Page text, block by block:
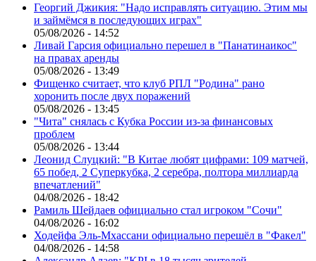
Георгий Джикия: "Надо исправлять ситуацию. Этим мы
и займёмся в последующих играх"
05/08/2026 - 14:52
Ливай Гарсия официально перешел в "Панатинаикос"
на правах аренды
05/08/2026 - 13:49
Фищенко считает, что клуб РПЛ "Родина" рано
хоронить после двух поражений
05/08/2026 - 13:45
"Чита" снялась с Кубка России из-за финансовых
проблем
05/08/2026 - 13:44
Леонид Слуцкий: "В Китае любят цифрами: 109 матчей,
65 побед, 2 Суперкубка, 2 серебра, полтора миллиарда
впечатлений"
04/08/2026 - 18:42
Рамиль Шейдаев официально стал игроком "Сочи"
04/08/2026 - 16:02
Ходейфа Эль-Мхассани официально перешёл в "Факел"
04/08/2026 - 14:58